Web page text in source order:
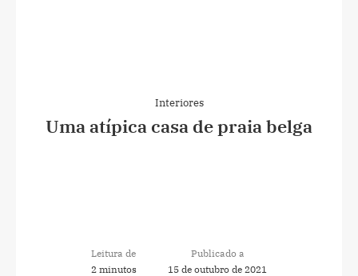
Interiores
Uma atípica casa de praia belga
Leitura de
2 minutos
Publicado a
15 de outubro de 2021